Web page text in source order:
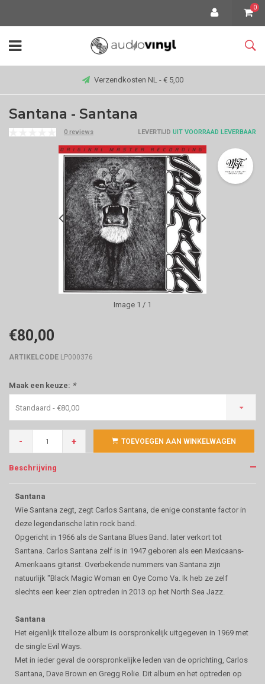
0
Verzendkosten NL - € 5,00
Santana - Santana
0 reviews LEVERTIJD UIT VOORRAAD LEVERBAAR
Image 1 / 1
€80,00
ARTIKELCODE LP000376
Maak een keuze: *
Standaard - €80,00
- + TOEVOEGEN AAN WINKELWAGEN
Beschrijving
Santana
Wie Santana zegt, zegt Carlos Santana, de enige constante factor in
deze legendarische latin rock band.
Opgericht in 1966 als de Santana Blues Band. later verkort tot
Santana. Carlos Santana zelf is in 1947 geboren als een Mexicaans-
Amerikaans gitarist. Overbekende nummers van Santana zijn
natuurlijk "Black Magic Woman en Oye Como Va. Ik heb ze zelf
slechts een keer zien optreden in 2013 op het North Sea Jazz.
Santana
Het eigenlijk titelloze album is oorspronkelijk uitgegeven in 1969 met
de single Evil Ways.
Met in ieder geval de oorspronkelijke leden van de oprichting, Carlos
Santana, Dave Brown en Gregg Rolie. Dit album en het optreden op